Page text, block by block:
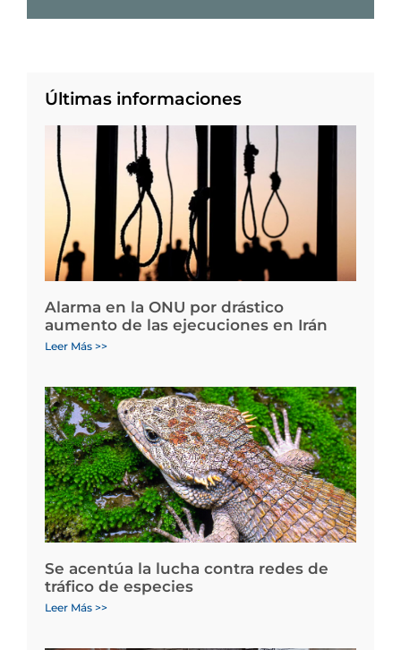
Últimas informaciones
Alarma en la ONU por drástico
aumento de las ejecuciones en Irán
Leer Más >>
Se acentúa la lucha contra redes de
tráfico de especies
Leer Más >>